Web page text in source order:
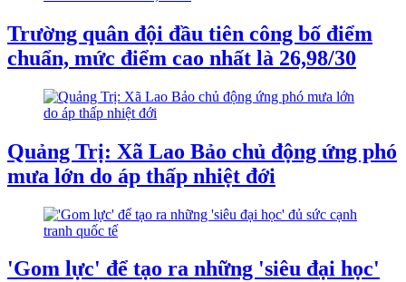
Trường quân đội đầu tiên công bố điểm
chuẩn, mức điểm cao nhất là 26,98/30
Quảng Trị: Xã Lao Bảo chủ động ứng phó
mưa lớn do áp thấp nhiệt đới
'Gom lực' để tạo ra những 'siêu đại học'